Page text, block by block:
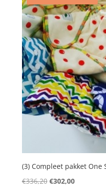
(3) Compleet pakket One
€336,20 Oorspronkelijke
€302,00Huidige